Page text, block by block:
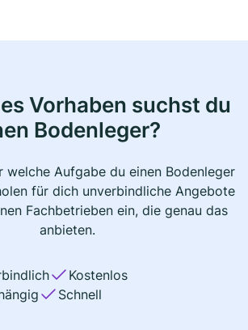
Vorhaben suchst du
Bodenleger?
welche Aufgabe du einen Bodenleger
für dich unverbindliche Angebote
Fachbetrieben ein, die genau das
anbieten.
Kostenlos
Schnell